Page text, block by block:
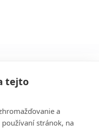
tejto
a
stránok, na